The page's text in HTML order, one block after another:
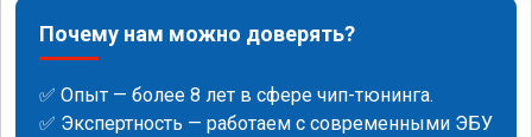
Почему нам можно доверять?
✅ Опыт — более 8 лет в сфере чип-тюнинга.
✅ Экспертность — работаем с современными ЭБУ